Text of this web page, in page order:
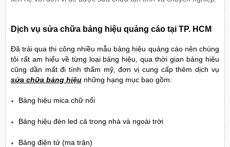
Dịch vụ sửa chữa bảng hiệu quảng cáo tại TP. HCM
Đã trải qua thi công nhiều mẫu bảng hiệu quảng cáo nên chúng
tôi rất am hiểu về từng loại bảng hiệu, qua thời gian bảng hiệu
cũng dần mất đi tính thẩm mỹ, đơn vị cung cấp thêm dịch vụ
sửa chữa bảng hiệu những hạng mục bao gồm:
Bảng hiệu mica chữ nổi
Bảng hiệu đèn led cả trong nhà và ngoài trời
Bảng điện tử (ma trận)